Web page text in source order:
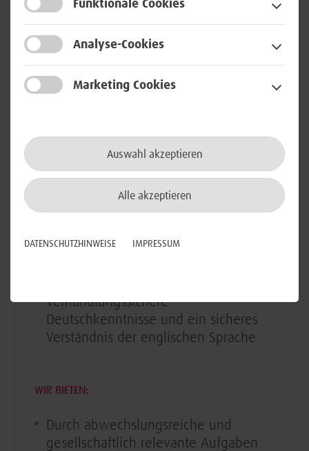
Funktionale Cookies
Analyse-Cookies
Marketing Cookies
Auswahl akzeptieren
Alle akzeptieren
DATENSCHUTZHINWEISE IMPRESSUM
Authentifizierung und Observability
Erfahrungen im Umgang mit
Automatisierungswerkzeugen und
Infrastructure as Code und GitOps, z.B.
mit GitLab-CI, Terraform, Crossplane
Erfahrung im Deployment von
Machine Learning Systemen (MLOps)
wünschenswert​
Gute Kommunikations- und
Denkvermögen Lernbereitschaft sowie
Verhandlungssichere
Deutschkenntnisse und ein sicheres
Verständnis der englischen Sprache​
WIR BIETEN:
Durch abwechslungsreiche und
gesellschaftlich relevante Aufgaben